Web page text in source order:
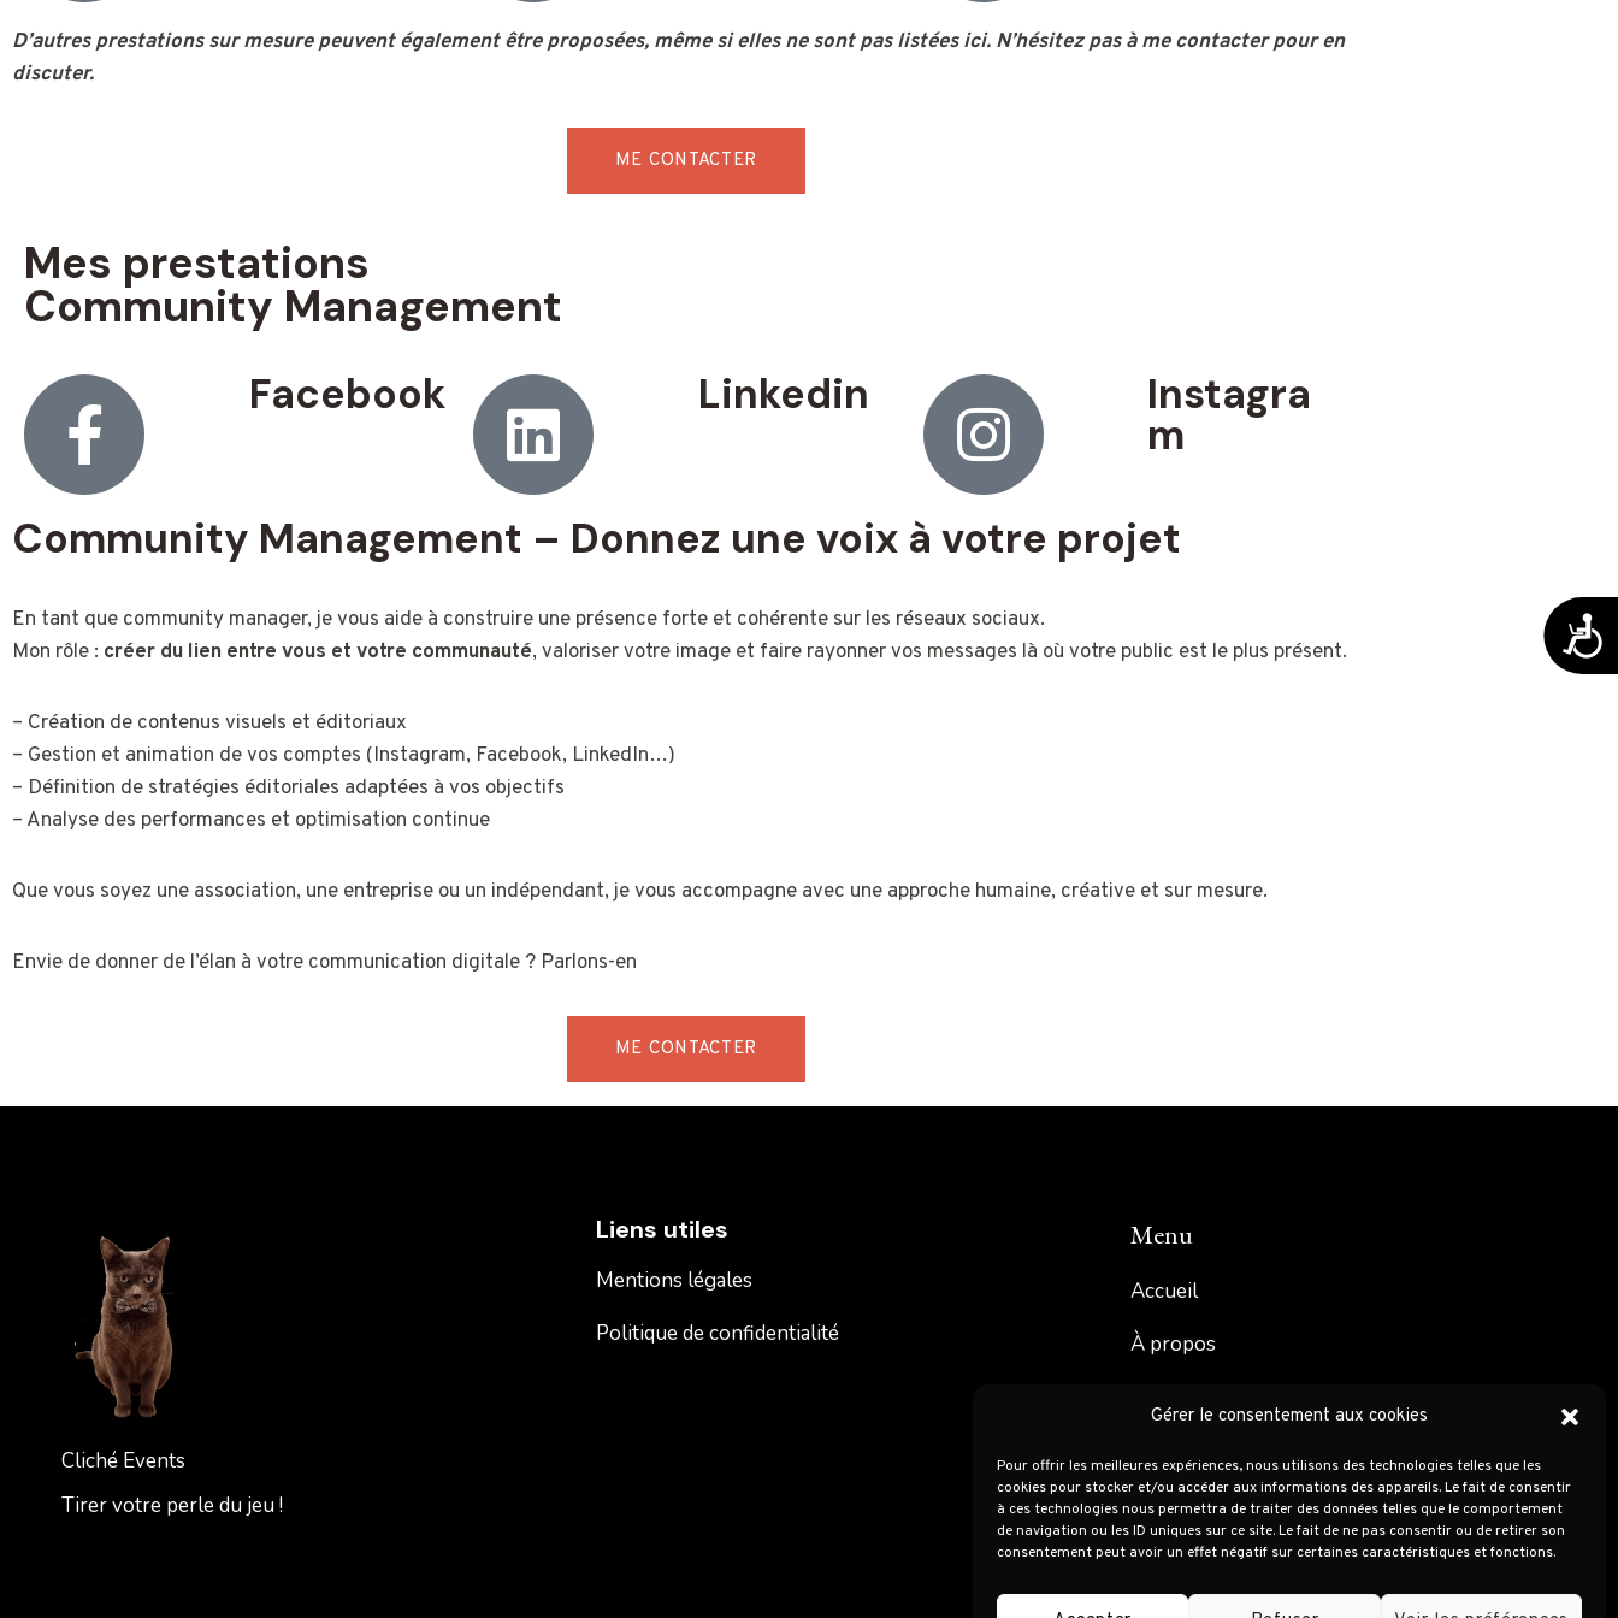
site
Web
lecteur
d'écran ;
Appuyez
F10
pour
ouvrir
menu
Gérer le consentement aux cookies
Pour offrir les meilleures expériences, nous utilisons des technologies telles que les
cookies pour stocker et/ou accéder aux informations des appareils. Le fait de consentir
à ces technologies nous permettra de traiter des données telles que le comportement
de navigation ou les ID uniques sur ce site. Le fait de ne pas consentir ou de retirer son
consentement peut avoir un effet négatif sur certaines caractéristiques et fonctions.
D’autres prestations sur mesure peuvent également être proposées, même si elles ne sont pas listées ici. N’hésitez pas à me contacter pour en
discuter.
ME CONTACTER
Mes prestations
Community Management
Facebook Linkedin Instagra
m
Community Management – Donnez une voix à votre projet
En tant que community manager, je vous aide à construire une présence forte et cohérente sur les réseaux sociaux.
Mon rôle : créer du lien entre vous et votre communauté, valoriser votre image et faire rayonner vos messages là où votre public est le plus présent.
– Création de contenus visuels et éditoriaux
– Gestion et animation de vos comptes (Instagram, Facebook, LinkedIn…)
– Définition de stratégies éditoriales adaptées à vos objectifs
– Analyse des performances et optimisation continue
Que vous soyez une association, une entreprise ou un indépendant, je vous accompagne avec une approche humaine, créative et sur mesure.
Envie de donner de l’élan à votre communication digitale ? Parlons-en
ME CONTACTER
Cliché Events
Tirer votre perle du jeu !
Liens utiles
Mentions légales
Politique de confidentialité
Menu
Accueil
À propos
Contact